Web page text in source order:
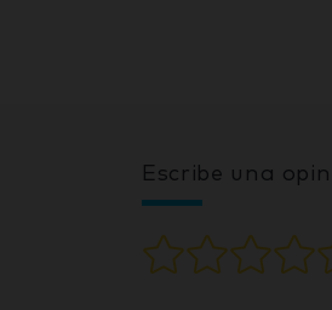
Escribe una